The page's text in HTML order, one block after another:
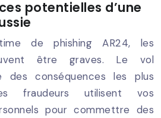
potentielles d’une
de phishing AR24, les
être graves. Le vol
des conséquences les plus
fraudeurs utilisent vos
pour commettre des